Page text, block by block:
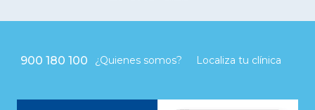
900 180 100 ¿Quienes somos? Localiza tu clínica